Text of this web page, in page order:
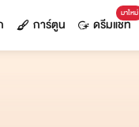
การ์ตูน
มาใหม่
ดรีมแชท